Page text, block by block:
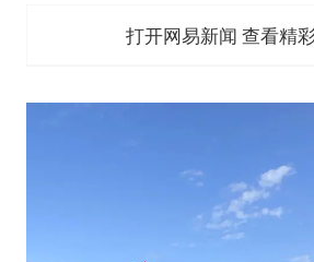
打开网易新闻 查看精